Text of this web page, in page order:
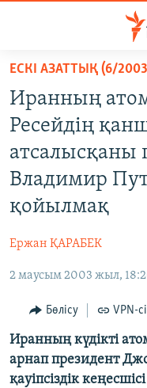
Skip
main
content
to
main
Navigation
to
САЯСАТ
ҚАҢТАР ОҚИҒАСЫ
АДАМ ҚҰҚЫҚТАРЫ
ӘЛЕМ
АРНАЙЫ ЖОБАЛАР
ЖАЗЫЛЫҢЫЗ
ЕСКІ АЗАТТЫҚ (6/
Иранның
Ресейдің
атсалысқаны
Владимир
қойылмақ
Ержан ҚАРАБЕК
2 маусым 2003 жыл,
Бөлісу VPN-
Иранның күдікті
арнап президент
қауіпсіздік